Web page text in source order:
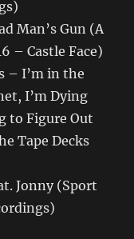
Man’s Gun (A
– Castle Face)
– I’m in the
I’m Dying
to Figure Out
Tape Decks
Jonny (Sport